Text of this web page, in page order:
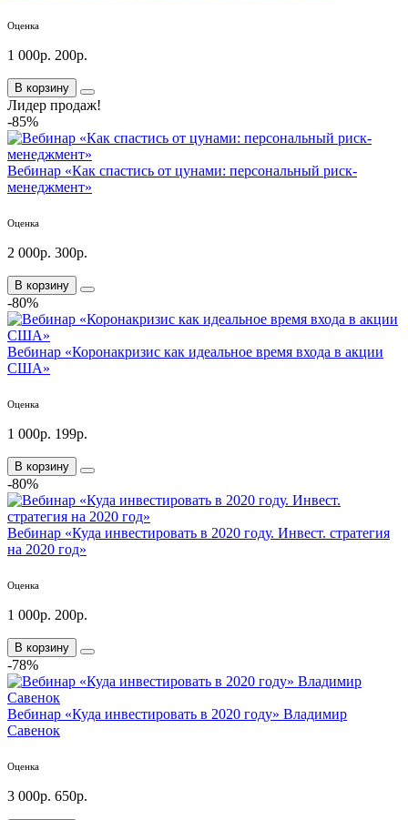
Оценка
1 000р. 200р.
В корзину
Лидер продаж!
-85%
Вебинар «Как спастись от цунами: персональный риск-
менеджмент»
Оценка
2 000р. 300р.
В корзину
-80%
Вебинар «Коронакризис как идеальное время входа в акции
США»
Оценка
1 000р. 199р.
В корзину
-80%
Вебинар «Куда инвестировать в 2020 году. Инвест. стратегия
на 2020 год»
Оценка
1 000р. 200р.
В корзину
-78%
Вебинар «Куда инвестировать в 2020 году» Владимир
Савенок
Оценка
3 000р. 650р.